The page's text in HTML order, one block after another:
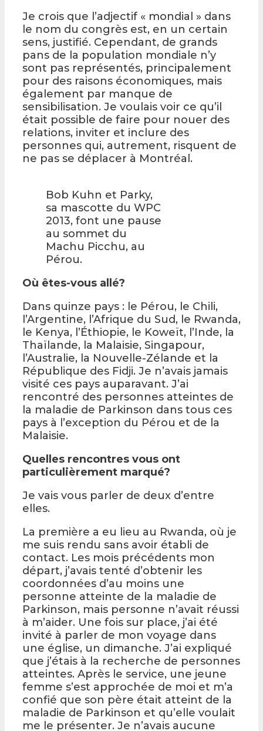
Je crois que l’adjectif « mondial » dans
le nom du congrès est, en un certain
sens, justifié. Cependant, de grands
pans de la population mondiale n’y
sont pas représentés, principalement
pour des raisons économiques, mais
également par manque de
sensibilisation. Je voulais voir ce qu’il
était possible de faire pour nouer des
relations, inviter et inclure des
personnes qui, autrement, risquent de
ne pas se déplacer à Montréal.
Bob Kuhn et Parky,
sa mascotte du WPC
2013, font une pause
au sommet du
Machu Picchu, au
Pérou.
Où êtes-vous allé?
Dans quinze pays : le Pérou, le Chili,
l’Argentine, l’Afrique du Sud, le Rwanda,
le Kenya, l’Éthiopie, le Koweït, l’Inde, la
Thaïlande, la Malaisie, Singapour,
l’Australie, la Nouvelle-Zélande et la
République des Fidji. Je n’avais jamais
visité ces pays auparavant. J’ai
rencontré des personnes atteintes de
la maladie de Parkinson dans tous ces
pays à l’exception du Pérou et de la
Malaisie.
Quelles rencontres vous ont
particulièrement marqué?
Je vais vous parler de deux d’entre
elles.
La première a eu lieu au Rwanda, où je
me suis rendu sans avoir établi de
contact. Les mois précédents mon
départ, j’avais tenté d’obtenir les
coordonnées d’au moins une
personne atteinte de la maladie de
Parkinson, mais personne n’avait réussi
à m’aider. Une fois sur place, j’ai été
invité à parler de mon voyage dans
une église, un dimanche. J’ai expliqué
que j’étais à la recherche de personnes
atteintes. Après le service, une jeune
femme s’est approchée de moi et m’a
confié que son père était atteint de la
maladie de Parkinson et qu’elle voulait
me le présenter. Je n’avais aucune